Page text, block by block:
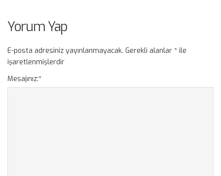
Yorum Yap
E-posta adresiniz yayınlanmayacak. Gerekli alanlar * ile
işaretlenmişlerdir
Mesajınız:*